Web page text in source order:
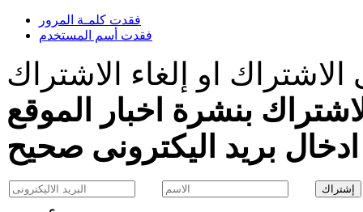
فقدت كلمـة المرور
فقدت أسم المستخدم
او إلغاء الاشتراك
بنشرة اخبار الموقع